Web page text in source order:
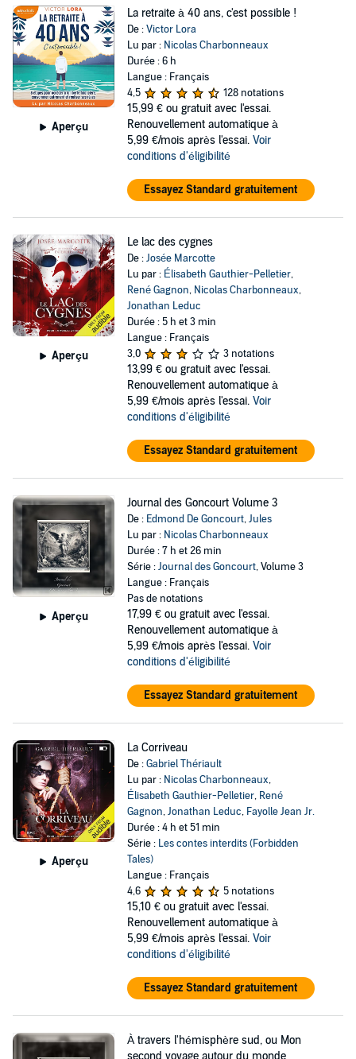
Aperçu
La retraite à 40 ans, c'est possible !
De :Victor Lora
Lu par : Nicolas Charbonneaux
Durée : 6 h
Langue : Français
4,5
128 notations
15,99 € ou gratuit avec l'essai.
Renouvellement automatique à
5,99 €/mois après l'essai. Voir
conditions d'éligibilité
Essayez Standard gratuitement
Aperçu
Le lac des cygnes
De :Josée Marcotte
Lu par : Élisabeth Gauthier-Pelletier,
René Gagnon, Nicolas Charbonneaux,
Jonathan Leduc
Durée : 5 h et 3 min
Langue : Français
3,0
3 notations
13,99 € ou gratuit avec l'essai.
Renouvellement automatique à
5,99 €/mois après l'essai. Voir
conditions d'éligibilité
Essayez Standard gratuitement
Aperçu
Journal des Goncourt Volume 3
De : Edmond De Goncourt,Jules
Lu par : Nicolas Charbonneaux
Durée : 7 h et 26 min
Série :Journal des Goncourt, Volume 3
Langue : Français
Pas de notations
17,99 € ou gratuit avec l'essai.
Renouvellement automatique à
5,99 €/mois après l'essai. Voir
conditions d'éligibilité
Essayez Standard gratuitement
Aperçu
La Corriveau
De :Gabriel Thériault
Lu par : Nicolas Charbonneaux,
Élisabeth Gauthier-Pelletier, René
Gagnon,Jonathan Leduc, Fayolle Jean Jr.
Durée : 4 h et 51 min
Série : Les contes interdits (Forbidden
Tales)
Langue : Français
4,6
5 notations
15,10 € ou gratuit avec l'essai.
Renouvellement automatique à
5,99 €/mois après l'essai. Voir
conditions d'éligibilité
Essayez Standard gratuitement
À travers l'hémisphère sud, ou Mon
second voyage autour du monde